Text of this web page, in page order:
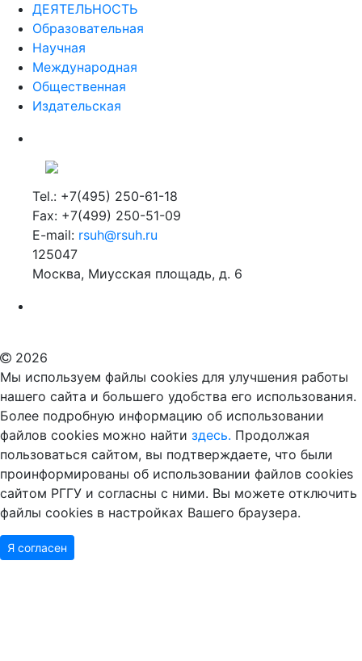
ДЕЯТЕЛЬНОСТЬ
Образовательная
Научная
Международная
Общественная
Издательская
Tel.: +7(495) 250-61-18
Fax: +7(499) 250-51-09
E-mail: rsuh@rsuh.ru
125047
Москва, Миусская площадь, д. 6
2026
Мы используем файлы cookies для улучшения работы
нашего сайта и большего удобства его использования.
Более подробную информацию об использовании
файлов cookies можно найти здесь. Продолжая
пользоваться сайтом, вы подтверждаете, что были
проинформированы об использовании файлов cookies
сайтом РГГУ и согласны с ними. Вы можете отключить
файлы cookies в настройках Вашего браузера.
Я согласен